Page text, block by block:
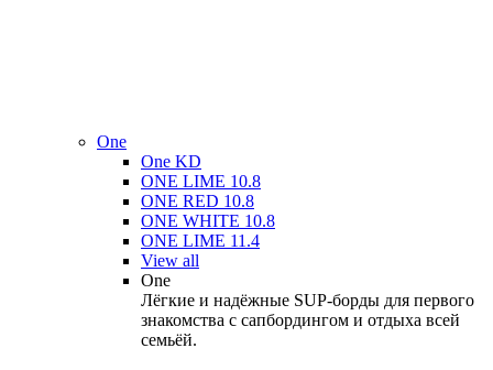
One
One KD
ONE LIME 10.8
ONE RED 10.8
ONE WHITE 10.8
ONE LIME 11.4
View all
One
Лёгкие и надёжные SUP-борды для первого
знакомства с сапбордингом и отдыха всей
семьёй.